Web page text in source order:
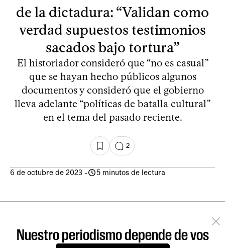
de la dictadura: “Validan como
verdad supuestos testimonios
sacados bajo tortura”
El historiador consideró que “no es casual”
que se hayan hecho públicos algunos
documentos y consideró que el gobierno
lleva adelante “políticas de batalla cultural”
en el tema del pasado reciente.
2
6 de octubre de 2023 - 5 minutos de lectura
Nuestro periodismo depende de vos